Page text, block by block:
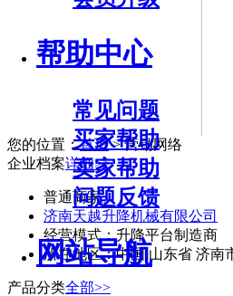
帮助中心
常见问题
买家帮助
卖家帮助
问题反馈
网站导航
您的位置：首页> 营销网络
企业档案详细>>
普通商家
济南天越升降机械有限公司
经营模式：升降平台制造商
所在地区：中国 山东省 济南
产品分类全部>>